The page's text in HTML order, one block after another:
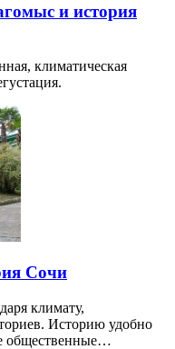
и история
климатическая
Сочи
климату,
Историю удобно
общественные…